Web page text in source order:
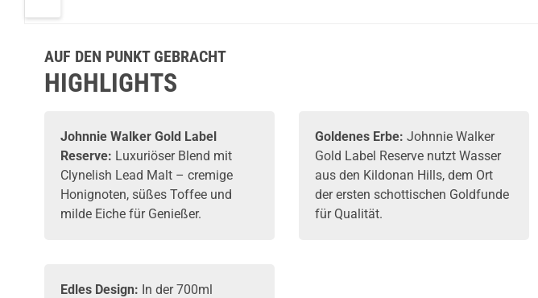
Whisky 61,6%
AUF DEN PUNKT GEBRACHT
HIGHLIGHTS
Johnnie Walker Gold Label
Reserve: Luxuriöser Blend mit
Clynelish Lead Malt – cremige
Honignoten, süßes Toffee und
milde Eiche für Genießer.
Goldenes Erbe: Johnnie Walker
Gold Label Reserve nutzt Wasser
aus den Kildonan Hills, dem Ort
der ersten schottischen Goldfunde
für Qualität.
Edles Design: In der 700ml